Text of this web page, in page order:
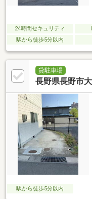
24時間セキュリティ
駅から徒歩5分以内
貸駐車場
長野県長野市
駅から徒歩5分以内